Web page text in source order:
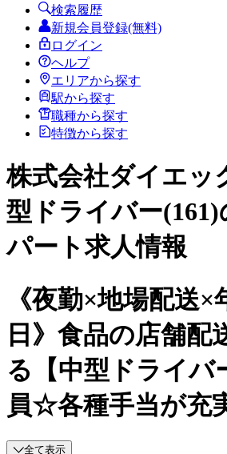
検索履歴
新規会員登録(無料)
ログイン
ヘルプ
エリアから探す
駅から探す
職種から探す
特徴から探す
株式会社ダイエッ
型ドライバー(161)
パート求人情報
《夜勤×地場配送×
日》食品の店舗配
る【中型ドライ
員☆各種手当が充
全て表示